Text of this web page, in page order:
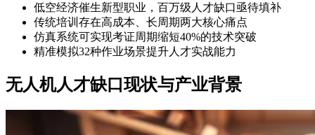
低空经济催生新型职业，百万级人才缺口亟待填补
传统培训存在高成本、长周期两大核心痛点
仿真系统可实现考证周期缩短40%的技术突破
精准模拟32种作业场景提升人才实战能力
无人机人才缺口现状与产业背景